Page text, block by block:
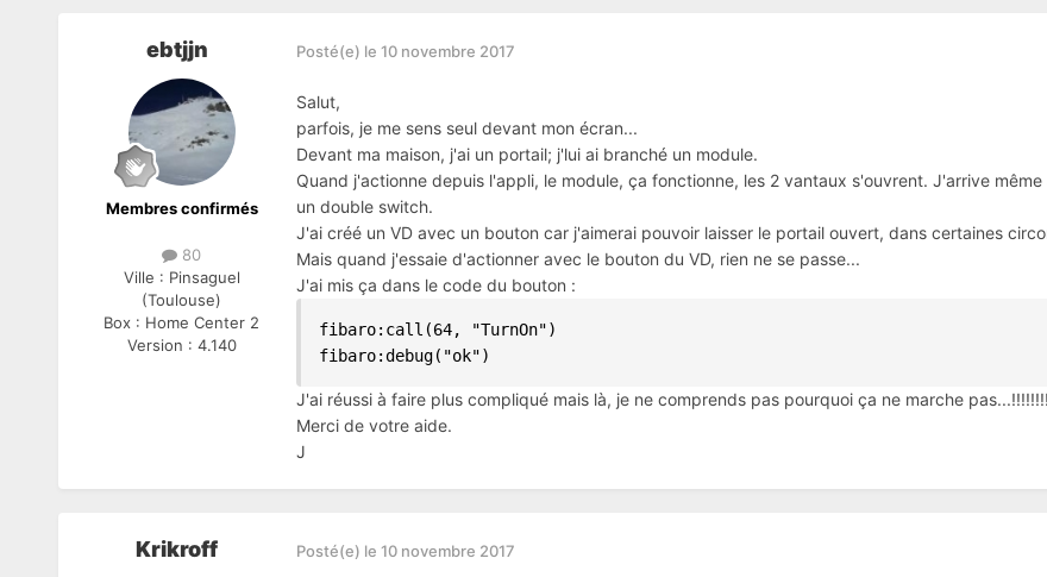
ebtjjn
Membres confirmés
80
Ville : Pinsaguel
(Toulouse)
Box : Home Center 2
Version : 4.140
Posté(e) le 10 novembre 2017
Salut,
parfois, je me sens seul devant mon écran...
Devant ma maison, j'ai un portail; j'lui ai branché un module.
Quand j'actionne depuis l'appli, le module, ça fonctionne, les 2 vantaux s'ouvrent. J'arrive
un double switch.
J'ai créé un VD avec un bouton car j'aimerai pouvoir laisser le portail ouvert, dans certaines
Mais quand j'essaie d'actionner avec le bouton du VD, rien ne se passe...
J'ai mis ça dans le code du bouton :
fibaro:call(64, "TurnOn")
fibaro:debug("ok")
J'ai réussi à faire plus compliqué mais là, je ne comprends pas pourquoi ça ne marche
Merci de votre aide.
J
Krikroff Posté(e) le 10 novembre 2017